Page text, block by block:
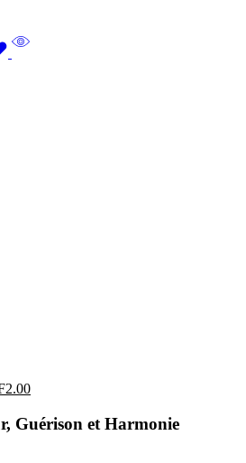
2.00
Guérison et Harmonie